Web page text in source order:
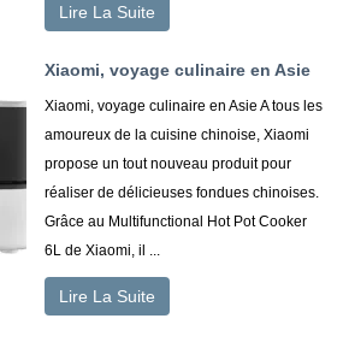
Lire La Suite
Xiaomi, voyage culinaire en Asie
Xiaomi, voyage culinaire en Asie A tous les
amoureux de la cuisine chinoise, Xiaomi
propose un tout nouveau produit pour
réaliser de délicieuses fondues chinoises.
Grâce au Multifunctional Hot Pot Cooker
6L de Xiaomi, il ...
Lire La Suite